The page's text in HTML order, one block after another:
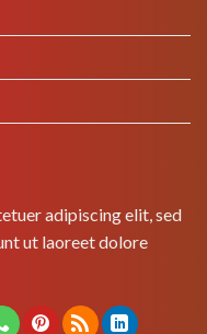
adipiscing elit, sed
ut laoreet dolore